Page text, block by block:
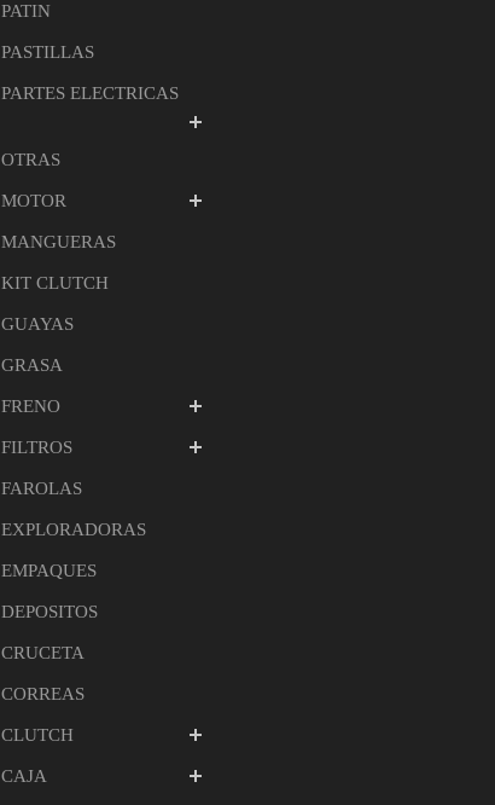
PATIN
PASTILLAS
PARTES ELECTRICAS
OTRAS
MOTOR
MANGUERAS
KIT CLUTCH
GUAYAS
GRASA
FRENO
FILTROS
FAROLAS
EXPLORADORAS
EMPAQUES
DEPOSITOS
CRUCETA
CORREAS
CLUTCH
CAJA